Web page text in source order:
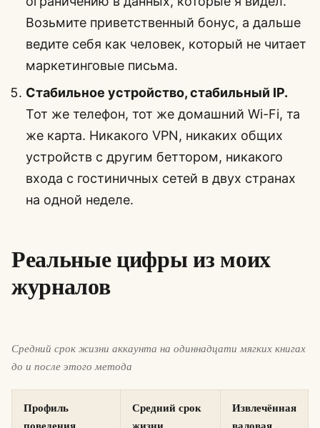
Возьмите приветственный бонус, а дальше
ведите себя как человек, который не читает
маркетинговые письма.
Стабильное устройство, стабильный IP.
Тот же телефон, тот же домашний Wi-Fi, та
же карта. Никакого VPN, никаких общих
устройств с другим беттором, никакого
входа с гостиничных сетей в двух странах
на одной неделе.
Реальные цифры из моих
журналов
Средний срок жизни аккаунта на одиннадцати мягких книгах
до и после этого метода
Профиль
Средний срок
Извлечённая